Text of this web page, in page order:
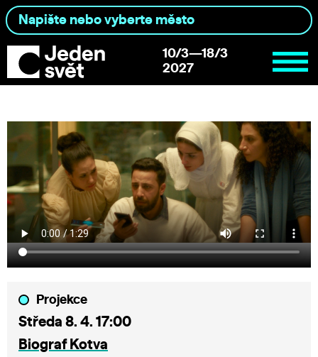
10/3—18/3
2027
Projekce
Středa 8. 4. 17:00
Biograf Kotva